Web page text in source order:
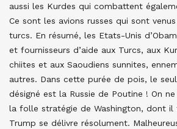
aussi les Kurdes qui combattent
Ce sont les avions russes qui sont
turcs. En résumé, les Etats-Unis
et fournisseurs d’aide aux Turcs, aux
chiites et aux Saoudiens sunnites,
autres. Dans cette purée de pois, le
désigné est la Russie de Poutine ! On
la folle stratégie de Washington, dont il
Trump se délivre résolument.